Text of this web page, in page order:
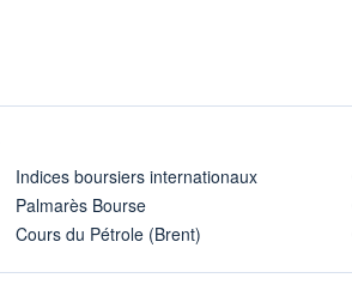
Indices boursiers internationaux
Palmarès Bourse
Cours du Pétrole (Brent)